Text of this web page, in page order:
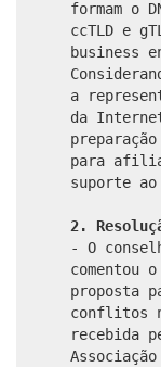
formam o
ccTLD e
business
a
da
para
suporte ao
2.
- O
comentou
proposta
conflitos
recebida